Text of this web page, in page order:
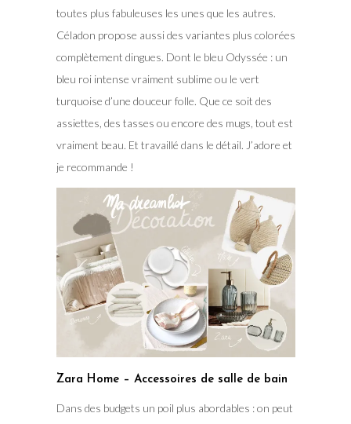
toutes plus fabuleuses les unes que les autres.
Céladon propose aussi des variantes plus colorées
complètement dingues. Dont le bleu Odyssée : un
bleu roi intense vraiment sublime ou le vert
turquoise d’une douceur folle. Que ce soit des
assiettes, des tasses ou encore des mugs, tout est
vraiment beau. Et travaillé dans le détail. J’adore et
je recommande !
Zara Home – Accessoires de salle de bain
Dans des budgets un poil plus abordables : on peut